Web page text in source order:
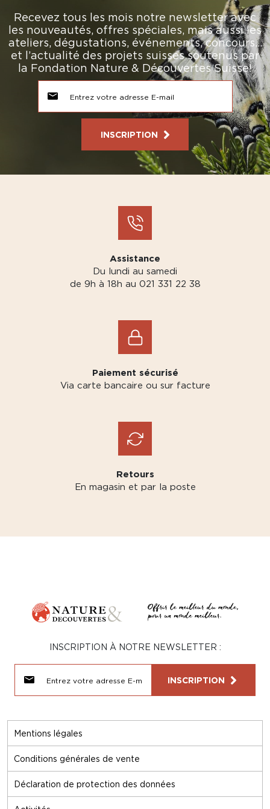
Recevez tous les mois notre newsletter avec
les nouveautés, offres spéciales, mais aussi les
ateliers, dégustations, événements, concours…
et l’actualité des projets suisses soutenus par
la Fondation Nature & Découvertes Suisse!
INSCRIPTION
Assistance
Du lundi au samedi
de 9h à 18h au 021 331 22 38
Paiement sécurisé
Via carte bancaire ou sur facture
Retours
En magasin et par la poste
Mentions légales
Conditions générales de vente
Déclaration de protection des données
INSCRIPTION À NOTRE NEWSLETTER :
INSCRIPTION